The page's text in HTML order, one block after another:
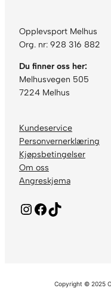
2
l
d
d
a
t
a
l
l
Opplevsport Melhus
Org. nr: 928 316 882
Du finner oss her:
Melhusvegen 505
7224 Melhus
Kundeservice
Personvernerklæring
Kjøpsbetingelser
Om oss
Angreskjema
Instagram Facebook TikTok
Copyright © 2025